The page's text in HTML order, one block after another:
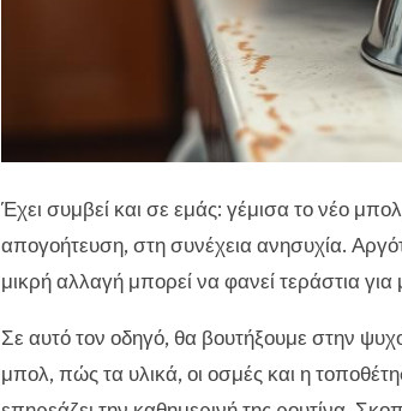
Έχει συμβεί και σε εμάς: γέμισα το νέο
απογοήτευση, στη συνέχεια ανησυχία.
μικρή αλλαγή μπορεί να φανεί τεράστια για
Σε αυτό τον οδηγό, θα βουτήξουμε στην
μπολ, πώς τα υλικά, οι οσμές και η